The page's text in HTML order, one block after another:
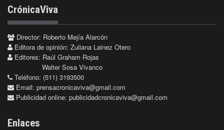
CrónicaViva
Director: Roberto Mejía Alarcón
Editora de opinión: Zuliana Lainez Otero
Editores: Raúl Graham Rojas
Walter Sosa Vivanco
Teléfono: (511) 3193500
Email: prensacronicaviva@gmail.com
Publicidad online: publicidadcronicaviva@gmail.com
Enlaces